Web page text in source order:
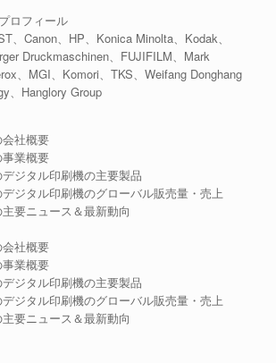
ロフィール
、Canon、HP、Konica Minolta、Kodak、
Druckmaschinen、FUJIFILM、Mark
、MGI、Komori、TKS、Weifang Donghang
、Hanglory Group
社概要
業概要
ジタル印刷機の主要製品
タル印刷機のグローバル販売量・売上
要ニュース＆最新動向
社概要
業概要
ジタル印刷機の主要製品
タル印刷機のグローバル販売量・売上
要ニュース＆最新動向